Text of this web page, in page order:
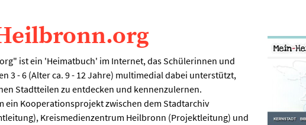
ist ein 'Heimatbuch' im Internet, das Schülerinnen und
3 - 6 (Alter ca. 9 - 12 Jahre) multimedial dabei unterstützt,
Stadtteilen zu entdecken und kennenzulernen.
ein Kooperationsprojekt zwischen dem Stadtarchiv
Kreismedienzentrum Heilbronn (Projektleitung) und